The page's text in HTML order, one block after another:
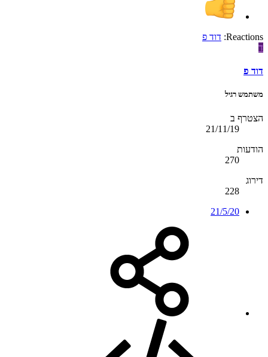
Reactions: דוד פ
ד
דוד פ
משתמש רגיל
הצטרף ב
21/11/19
הודעות
270
דירוג
228
21/5/20